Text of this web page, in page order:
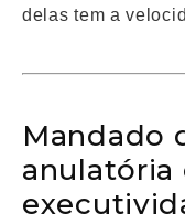
delas tem a
Mandado
anulatória